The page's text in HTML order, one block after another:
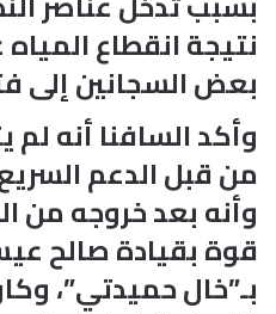
نتيجة انقطاع
بعض السجانين إلى
وأكد السافنا أنه
من قبل الدعم
وأنه بعد خروجه من
قوة بقيادة صالح
بـ”خال حميدتي”،